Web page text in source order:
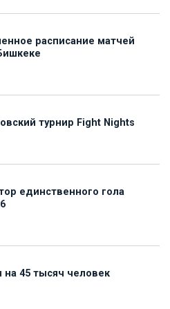
расписание матчей
турнир Fight Nights
единственного гола
на 45 тысяч человек